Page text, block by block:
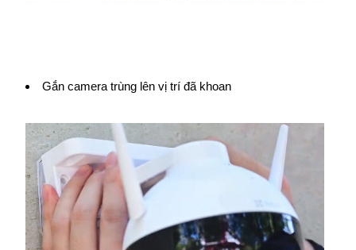
Gắn camera trùng lên vị trí đã khoan